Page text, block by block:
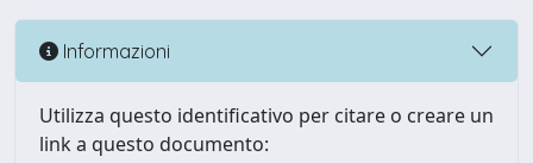
Informazioni
Utilizza questo identificativo per citare o creare un
link a questo documento: